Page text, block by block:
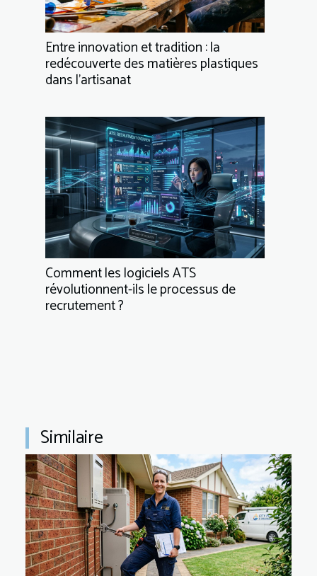
Entre innovation et tradition : la
redécouverte des matières plastiques
dans l’artisanat
Comment les logiciels ATS
révolutionnent-ils le processus de
recrutement ?
Similaire